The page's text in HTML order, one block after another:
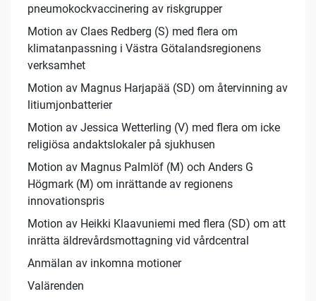
pneumokockvaccinering av riskgrupper
Motion av Claes Redberg (S) med flera om
klimatanpassning i Västra Götalandsregionens
verksamhet
Motion av Magnus Harjapää (SD) om återvinning av
litiumjonbatterier
Motion av Jessica Wetterling (V) med flera om icke
religiösa andaktslokaler på sjukhusen
Motion av Magnus Palmlöf (M) och Anders G
Högmark (M) om inrättande av regionens
innovationspris
Motion av Heikki Klaavuniemi med flera (SD) om att
inrätta äldrevårdsmottagning vid vårdcentral
Anmälan av inkomna motioner
Valärenden